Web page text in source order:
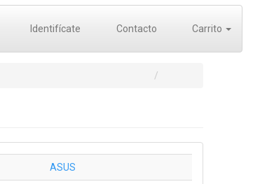
Identifícate Contacto Carrito
ASUS